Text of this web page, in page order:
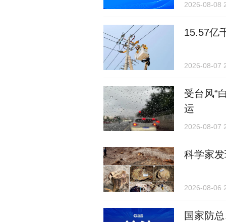
2026-08-08
15.57亿
2026-08-07
受台风“
运
2026-08-07
科学家
2026-08-06
国家防